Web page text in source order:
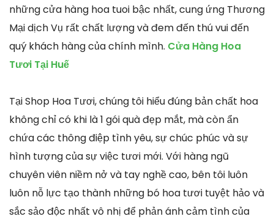
những cửa hàng hoa tuoi bậc nhất, cung ứng Thương
Mại dịch Vụ rất chất lượng và đem đến thú vui đến
quý khách hàng của chính mình. Cửa Hàng Hoa
Tươi Tại Huế
Tại Shop Hoa Tươi, chúng tôi hiểu đúng bản chất hoa
không chỉ có khi là 1 gói quà đẹp mắt, mà còn ẩn
chứa các thông điệp tình yêu, sự chúc phúc và sự
hình tượng của sự việc tươi mới. Với hàng ngũ
chuyên viên niềm nở và tay nghề cao, bên tôi luôn
luôn nỗ lực tạo thành những bó hoa tươi tuyệt hảo và
sắc sảo độc nhất vô nhị để phản ánh cảm tình của